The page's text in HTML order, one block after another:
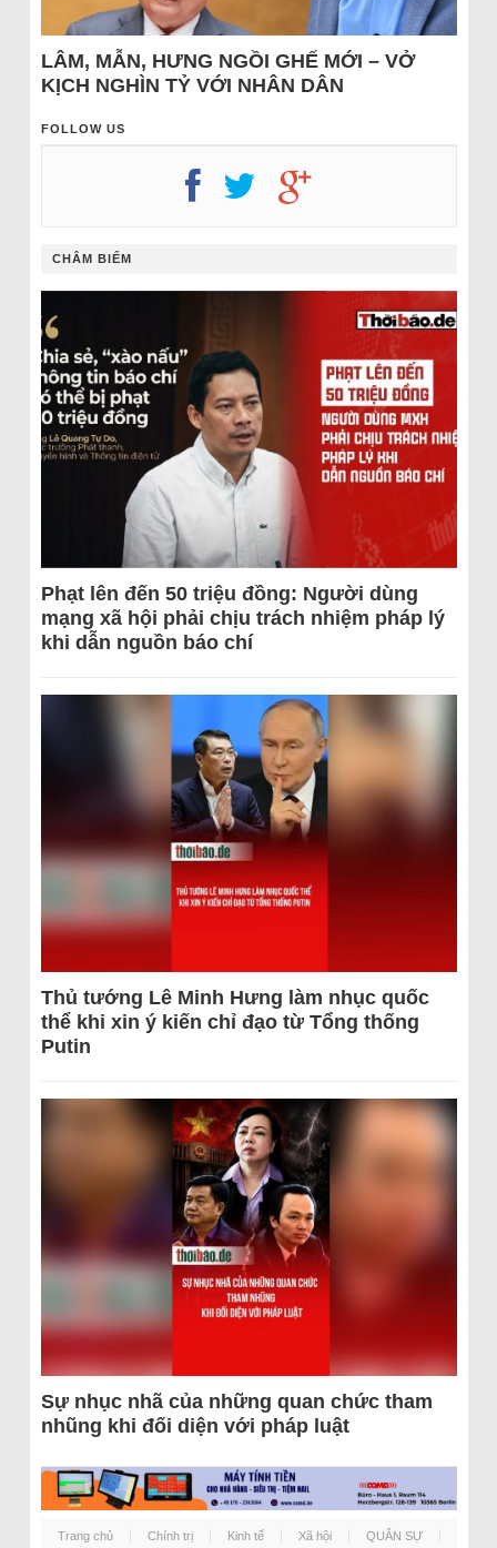
LÂM, MẪN, HƯNG NGỒI GHẾ MỚI – VỞ
KỊCH NGHÌN TỶ VỚI NHÂN DÂN
FOLLOW US
CHÂM BIẾM
Phạt lên đến 50 triệu đồng: Người dùng
mạng xã hội phải chịu trách nhiệm pháp lý
khi dẫn nguồn báo chí
Thủ tướng Lê Minh Hưng làm nhục quốc
thể khi xin ý kiến chỉ đạo từ Tổng thống
Putin
Sự nhục nhã của những quan chức tham
nhũng khi đối diện với pháp luật
Trang chủ Chính trị Kinh tế Xã hội QUÂN SỰ